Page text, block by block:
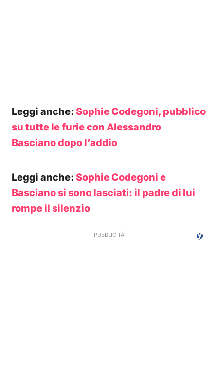
Leggi anche: Sophie Codegoni, pubblico
su tutte le furie con Alessandro
Basciano dopo l’addio
Leggi anche: Sophie Codegoni e
Basciano si sono lasciati: il padre di lui
rompe il silenzio